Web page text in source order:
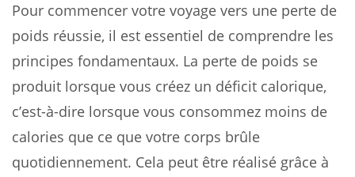
Pour commencer votre voyage vers une perte de
poids réussie, il est essentiel de comprendre les
principes fondamentaux. La perte de poids se
produit lorsque vous créez un déficit calorique,
c’est-à-dire lorsque vous consommez moins de
calories que ce que votre corps brûle
quotidiennement. Cela peut être réalisé grâce à